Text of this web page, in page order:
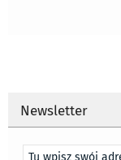
Newsletter